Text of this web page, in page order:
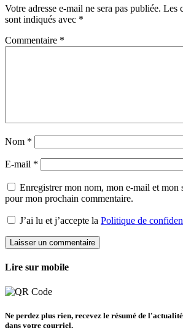
Votre adresse e-mail ne sera pas publiée. Les
sont indiqués avec *
Commentaire *
Nom *
E-mail *
Enregistrer mon nom, mon e-mail et mon
pour mon prochain commentaire.
J’ai lu et j’accepte la Politique de
Lire sur mobile
Ne perdez plus rien, recevez le résumé de
dans votre courriel.